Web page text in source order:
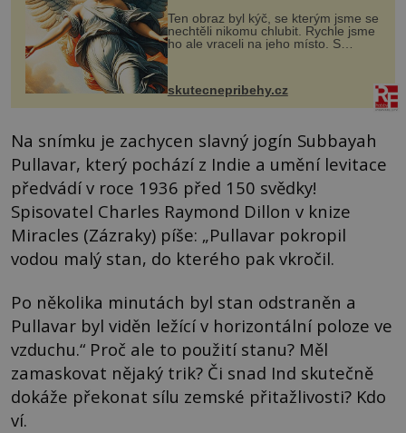
Ten obraz byl kýč, se kterým jsme se
nechtěli nikomu chlubit. Rychle jsme
ho ale vraceli na jeho místo. S
manželem Vaškem jsme si pořídili
chaloupku, takový domek na severu
Čech, kde jsme si naplánova...
skutecnepribehy.cz
Na snímku je zachycen slavný jogín Subbayah
Pullavar, který pochází z Indie a umění levitace
předvádí v roce 1936 před 150 svědky!
Spisovatel Charles Raymond Dillon v knize
Miracles (Zázraky) píše: „Pullavar pokropil
vodou malý stan, do kterého pak vkročil.
Po několika minutách byl stan odstraněn a
Pullavar byl viděn ležící v horizontální poloze ve
vzduchu.“ Proč ale to použití stanu? Měl
zamaskovat nějaký trik? Či snad Ind skutečně
dokáže překonat sílu zemské přitažlivosti? Kdo
ví.